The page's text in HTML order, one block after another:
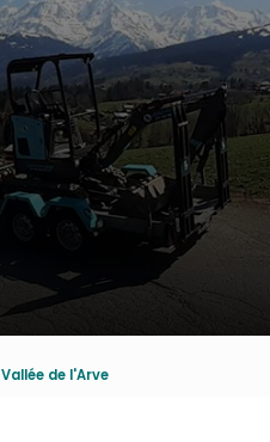
de l'Arve